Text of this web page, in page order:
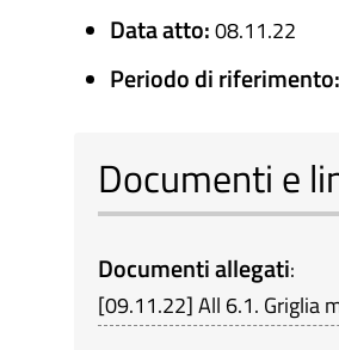
Data atto:08.11.22
Periodo di riferimento:
Documenti e
Documenti allegati:
[09.11.22]All 6.1. Griglia